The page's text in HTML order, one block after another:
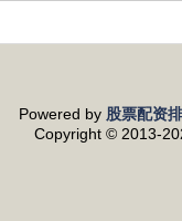
Powered by 股票配资
Copyright © 2013-